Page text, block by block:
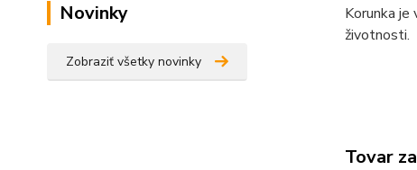
Novinky
Zobraziť všetky novinky
Korunka
životnosti.
Tovar